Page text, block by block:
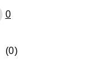
0
(0)